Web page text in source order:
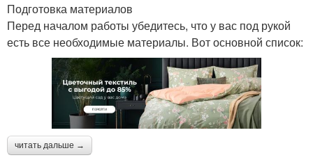
Подготовка материалов
Перед началом работы убедитесь, что у вас под рукой
есть все необходимые материалы. Вот основной список:
читать дальше →